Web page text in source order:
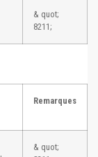
& quot;
8211;
Remarques
& quot;